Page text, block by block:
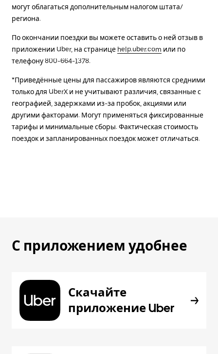
могут облагаться дополнительным налогом штата/
региона.
По окончании поездки вы можете оставить о ней отзыв в
приложении Uber, на странице help.uber.com или по
телефону 800-664-1378.
*Приведённые цены для пассажиров являются средними
только для UberX и не учитывают различия, связанные с
географией, задержками из-за пробок, акциями или
другими факторами. Могут применяться фиксированные
тарифы и минимальные сборы. Фактическая стоимость
поездок и запланированных поездок может отличаться.
С приложением удобнее
Скачайте
приложение Uber